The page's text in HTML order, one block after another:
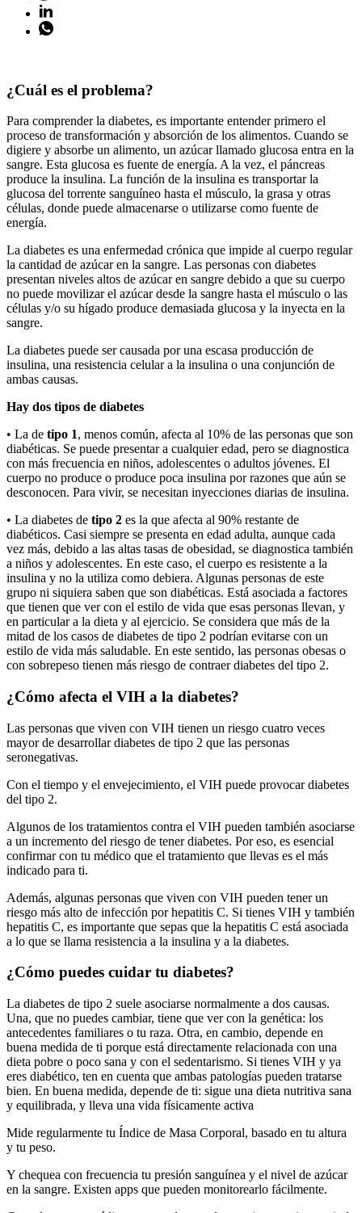
¿Cuál es el problema?
Para comprender la diabetes, es importante entender primero el
proceso de transformación y absorción de los alimentos. Cuando se
digiere y absorbe un alimento, un azúcar llamado glucosa entra en la
sangre. Esta glucosa es fuente de energía. A la vez, el páncreas
produce la insulina. La función de la insulina es transportar la
glucosa del torrente sanguíneo hasta el músculo, la grasa y otras
células, donde puede almacenarse o utilizarse como fuente de
energía.
La diabetes es una enfermedad crónica que impide al cuerpo regular
la cantidad de azúcar en la sangre. Las personas con diabetes
presentan niveles altos de azúcar en sangre debido a que su cuerpo
no puede movilizar el azúcar desde la sangre hasta el músculo o las
células y/o su hígado produce demasiada glucosa y la inyecta en la
sangre.
La diabetes puede ser causada por una escasa producción de
insulina, una resistencia celular a la insulina o una conjunción de
ambas causas.
Hay dos tipos de diabetes
• La de tipo 1, menos común, afecta al 10% de las personas que son
diabéticas. Se puede presentar a cualquier edad, pero se diagnostica
con más frecuencia en niños, adolescentes o adultos jóvenes. El
cuerpo no produce o produce poca insulina por razones que aún se
desconocen. Para vivir, se necesitan inyecciones diarias de insulina.
• La diabetes de tipo 2 es la que afecta al 90% restante de
diabéticos. Casi siempre se presenta en edad adulta, aunque cada
vez más, debido a las altas tasas de obesidad, se diagnostica también
a niños y adolescentes. En este caso, el cuerpo es resistente a la
insulina y no la utiliza como debiera. Algunas personas de este
grupo ni siquiera saben que son diabéticas. Está asociada a factores
que tienen que ver con el estilo de vida que esas personas llevan, y
en particular a la dieta y al ejercicio. Se considera que más de la
mitad de los casos de diabetes de tipo 2 podrían evitarse con un
estilo de vida más saludable. En este sentido, las personas obesas o
con sobrepeso tienen más riesgo de contraer diabetes del tipo 2.
¿Cómo afecta el VIH a la diabetes?
Las personas que viven con VIH tienen un riesgo cuatro veces
mayor de desarrollar diabetes de tipo 2 que las personas
seronegativas.
Con el tiempo y el envejecimiento, el VIH puede provocar diabetes
del tipo 2.
Algunos de los tratamientos contra el VIH pueden también asociarse
a un incremento del riesgo de tener diabetes. Por eso, es esencial
confirmar con tu médico que el tratamiento que llevas es el más
indicado para ti.
Además, algunas personas que viven con VIH pueden tener un
riesgo más alto de infección por hepatitis C. Si tienes VIH y también
hepatitis C, es importante que sepas que la hepatitis C está asociada
a lo que se llama resistencia a la insulina y a la diabetes.
¿Cómo puedes cuidar tu diabetes?
La diabetes de tipo 2 suele asociarse normalmente a dos causas.
Una, que no puedes cambiar, tiene que ver con la genética: los
antecedentes familiares o tu raza. Otra, en cambio, depende en
buena medida de ti porque está directamente relacionada con una
dieta pobre o poco sana y con el sedentarismo. Si tienes VIH y ya
eres diabético, ten en cuenta que ambas patologías pueden tratarse
bien. En buena medida, depende de ti: sigue una dieta nutritiva sana
y equilibrada, y lleva una vida físicamente activa
Mide regularmente tu Índice de Masa Corporal, basado en tu altura
y tu peso.
Y chequea con frecuencia tu presión sanguínea y el nivel de azúcar
en la sangre. Existen apps que pueden monitorearlo fácilmente.